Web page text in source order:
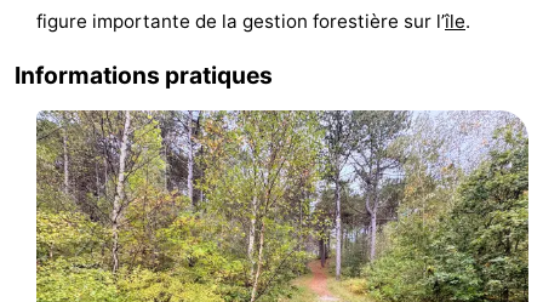
Monuments
Églises
-
Points
de
vue
Attractions
Croisières
Fermes
figure importante de la gestion forestière sur l’île.
Informations pratiques